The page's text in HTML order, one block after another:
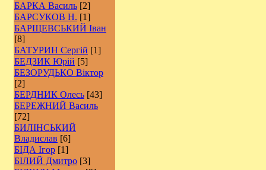
БАРКА Василь [2]
БАРСУКОВ Н. [1]
БАРЩЕВСЬКИЙ Іван
[8]
БАТУРИН Сергій [1]
БЕДЗИК Юрій [5]
БЕЗОРУДЬКО Віктор
[2]
БЕРДНИК Олесь [43]
БЕРЕЖНИЙ Василь
[72]
БИЛІНСЬКИЙ
Владислав [6]
БІДА Ігор [1]
БІЛИЙ Дмитро [3]